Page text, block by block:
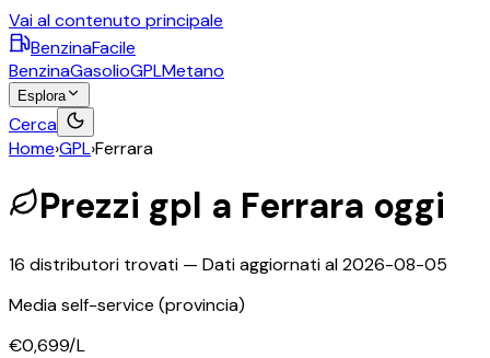
Vai al contenuto principale
BenzinaFacile
BenzinaGasolioGPLMetano
Esplora
Cerca
Home›GPL›Ferrara
Prezzi gpl a Ferrara oggi
16 distributori trovati — Dati aggiornati al2026-08-05
Media self-service (provincia)
€0,699/L